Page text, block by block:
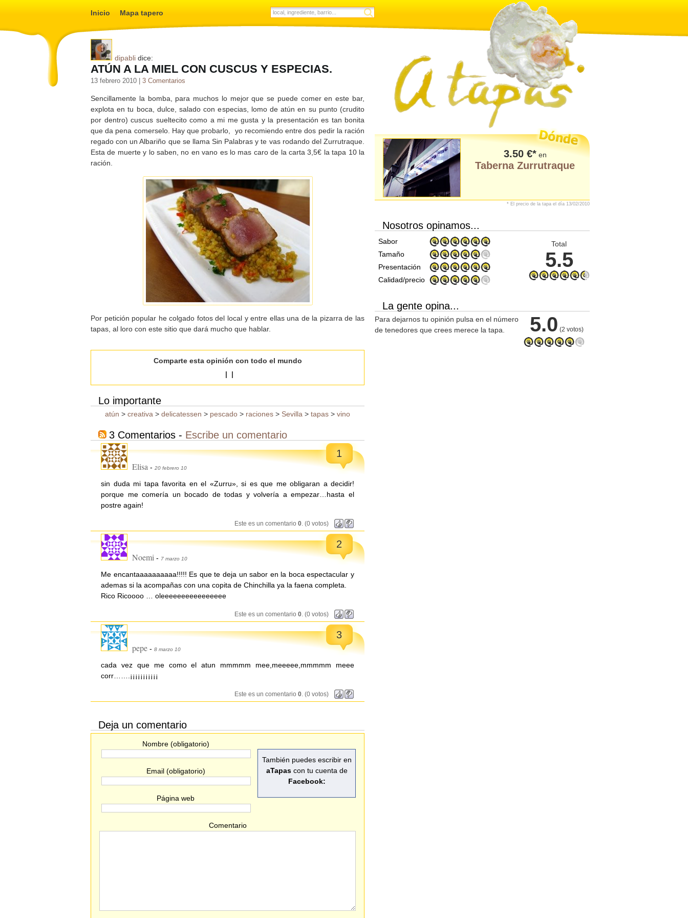
Inicio Mapa tapero
dipabli dice:
ATÚN A LA MIEL CON CUSCUS Y ESPECIAS.
13 febrero 2010 | 3 Comentarios
Sencillamente la bomba, para muchos lo mejor que se puede comer en este bar,
explota en tu boca, dulce, salado con especias, lomo de atún en su punto (crudito
por dentro) cuscus sueltecito como a mi me gusta y la presentación es tan bonita
que da pena comerselo. Hay que probarlo, yo recomiendo entre dos pedir la ración
regado con un Albariño que se llama Sin Palabras y te vas rodando del Zurrutraque.
Esta de muerte y lo saben, no en vano es lo mas caro de la carta 3,5€ la tapa 10 la
ración.
Por petición popular he colgado fotos del local y entre ellas una de la pizarra de las
tapas, al loro con este sitio que dará mucho que hablar.
Comparte esta opinión con todo el mundo
|
|
Lo importante
atún > creativa > delicatessen > pescado > raciones > Sevilla > tapas > vino
3 Comentarios - Escribe un comentario
1
Elisa - 20 febrero 10
sin duda mi tapa favorita en el «Zurru», si es que me obligaran a decidir!
porque me comería un bocado de todas y volvería a empezar…hasta el
postre again!
Este es un comentario 0. (0 votos)
2
Noemi - 7 marzo 10
Me encantaaaaaaaaaa!!!!! Es que te deja un sabor en la boca espectacular y
ademas si la acompañas con una copita de Chinchilla ya la faena completa.
Rico Ricoooo … oleeeeeeeeeeeeeeee
Este es un comentario 0. (0 votos)
3
pepe - 8 marzo 10
cada vez que me como el atun mmmmm mee,meeeee,mmmmm meee
corr…….¡¡¡¡¡¡¡¡¡¡¡
Este es un comentario 0. (0 votos)
Deja un comentario
Nombre (obligatorio)
Email (obligatorio)
Página web
También puedes escribir en
aTapascon tu cuenta de
Facebook:
Comentario
3.50 €*en
Taberna Zurrutraque
* El precio de la tapa el día 13/02/2010
Nosotros opinamos...
Sabor
Tamaño
Presentación
Calidad/precio
Total
5.5
La gente opina...
5.0 (2 votos)
Para dejarnos tu opinión pulsa en el número
de tenedores que crees merece la tapa.